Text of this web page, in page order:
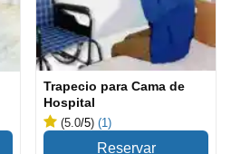
Trapecio para Cama de
Hospital
(5.0/5) (1)